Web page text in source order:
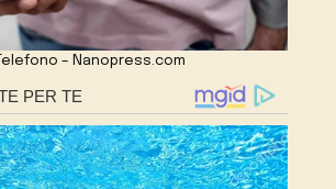
Telefono – Nanopress.com